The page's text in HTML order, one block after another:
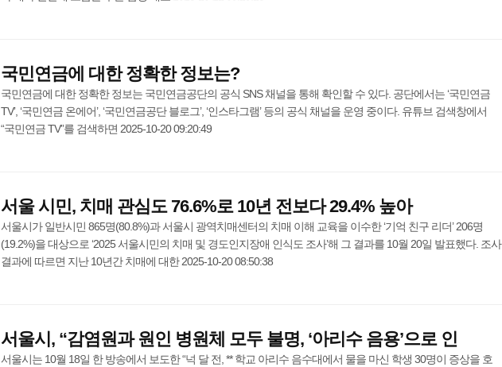
국민연금에 대한 정확한 정보는?
국민연금에 대한 정확한 정보는 국민연금공단의 공식 SNS 채널을 통해 확인할 수 있다. 공단에서는 ‘국민연금
TV’, ‘국민연금 온에어’, ‘국민연금공단 블로그’, ‘인스타그램’ 등의 공식 채널을 운영 중이다. 유튜브 검색창에서
“국민연금 TV”를 검색하면 2025-10-20 09:20:49
서울 시민, 치매 관심도 76.6%로 10년 전보다 29.4% 높아
서울시가 일반시민 865명(80.8%)과 서울시 광역치매센터의 치매 이해 교육을 이수한 ‘기억 친구 리더’ 206명
(19.2%)을 대상으로 ‘2025 서울시민의 치매 및 경도인지장애 인식도 조사’해 그 결과를 10월 20일 발표했다. 조사
결과에 따르면 지난 10년간 치매에 대한 2025-10-20 08:50:38
서울시, “감염원과 원인 병원체 모두 불명, ‘아리수 음용’으로 인
서울시는 10월 18일 한 방송에서 보도한 “넉 달 전, ** 학교 아리수 음수대에서 물을 마신 학생 30명이 증상을 호